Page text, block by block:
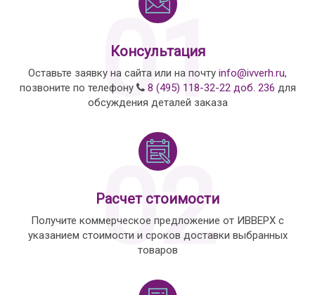
01
Консультация
Оставьте заявку на сайта или на почту info@ivverh.ru,
позвоните по телефону
8 (495) 118-32-22 доб. 236 для
обсуждения деталей заказа
02
Расчет стоимости
Получите коммерческое предложение от ИВВЕРХ с
указанием стоимости и сроков доставки выбранных
товаров